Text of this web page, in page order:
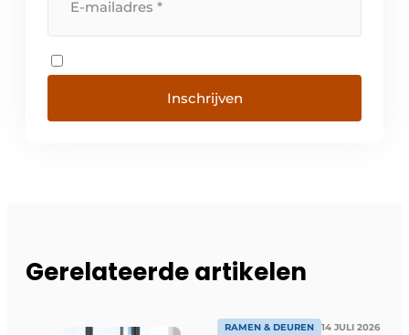
Inschrijven
Gerelateerde artikelen
RAMEN & DEUREN 14 JULI 2026